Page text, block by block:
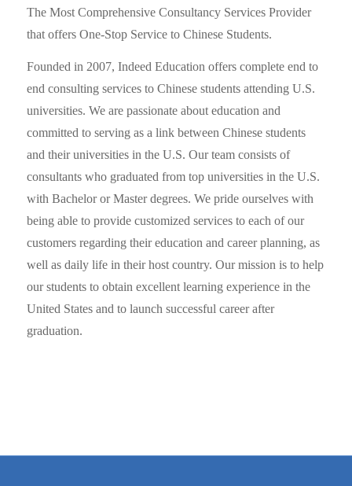
The Most Comprehensive Consultancy Services Provider
that offers One-Stop Service to Chinese Students.
Founded in 2007, Indeed Education offers complete end to
end consulting services to Chinese students attending U.S.
universities. We are passionate about education and
committed to serving as a link between Chinese students
and their universities in the U.S. Our team consists of
consultants who graduated from top universities in the U.S.
with Bachelor or Master degrees. We pride ourselves with
being able to provide customized services to each of our
customers regarding their education and career planning, as
well as daily life in their host country. Our mission is to help
our students to obtain excellent learning experience in the
United States and to launch successful career after
graduation.